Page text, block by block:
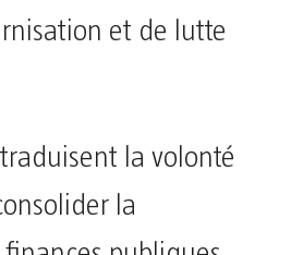
et de lutte
la volonté
la